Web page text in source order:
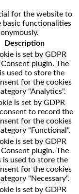
for the website to
basic functionalities
Description
is set by GDPR
plugin. The
used to store the
for the cookies
"Analytics".
is set by GDPR
to record the
for the cookies
"Functional".
is set by GDPR
plugin. The
is used to store the
for the cookies
"Necessary".
is set by GDPR